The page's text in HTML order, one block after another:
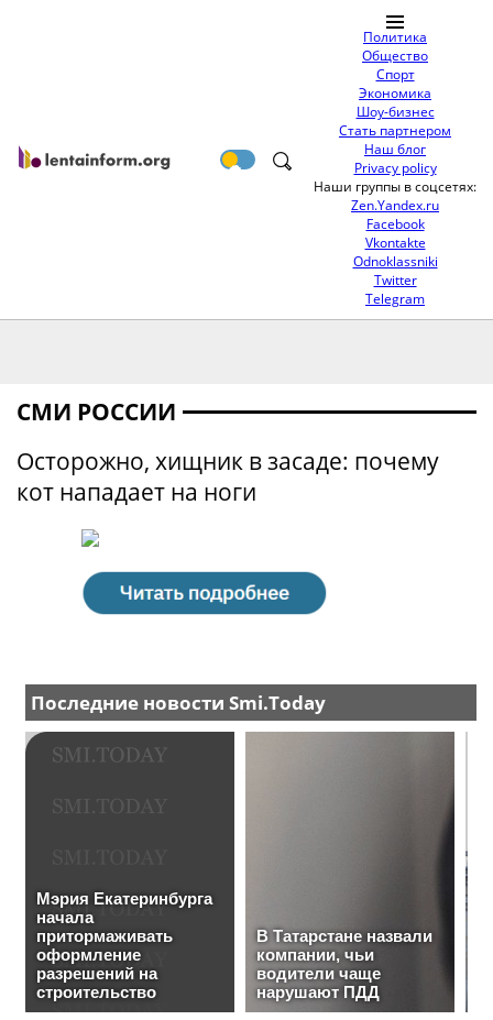
Политика
Общество
Спорт
Экономика
Шоу-бизнес
Стать партнером
Наш блог
Privacy policy
Наши группы в соцсетях:
Zen.Yandex.ru
Facebook
Vkontakte
Odnoklassniki
Twitter
Telegram
СМИ РОССИИ
Осторожно, хищник в засаде: почему
кот нападает на ноги